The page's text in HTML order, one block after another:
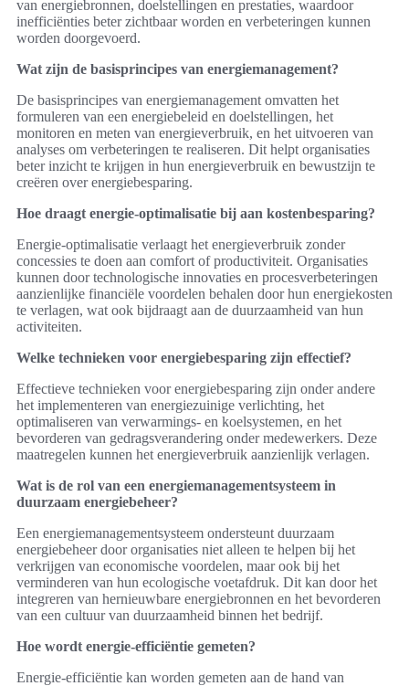
van energiebronnen, doelstellingen en prestaties, waardoor
inefficiënties beter zichtbaar worden en verbeteringen kunnen
worden doorgevoerd.
Wat zijn de basisprincipes van energiemanagement?
De basisprincipes van energiemanagement omvatten het
formuleren van een energiebeleid en doelstellingen, het
monitoren en meten van energieverbruik, en het uitvoeren van
analyses om verbeteringen te realiseren. Dit helpt organisaties
beter inzicht te krijgen in hun energieverbruik en bewustzijn te
creëren over energiebesparing.
Hoe draagt energie-optimalisatie bij aan kostenbesparing?
Energie-optimalisatie verlaagt het energieverbruik zonder
concessies te doen aan comfort of productiviteit. Organisaties
kunnen door technologische innovaties en procesverbeteringen
aanzienlijke financiële voordelen behalen door hun energiekosten
te verlagen, wat ook bijdraagt aan de duurzaamheid van hun
activiteiten.
Welke technieken voor energiebesparing zijn effectief?
Effectieve technieken voor energiebesparing zijn onder andere
het implementeren van energiezuinige verlichting, het
optimaliseren van verwarmings- en koelsystemen, en het
bevorderen van gedragsverandering onder medewerkers. Deze
maatregelen kunnen het energieverbruik aanzienlijk verlagen.
Wat is de rol van een energiemanagementsysteem in
duurzaam energiebeheer?
Een energiemanagementsysteem ondersteunt duurzaam
energiebeheer door organisaties niet alleen te helpen bij het
verkrijgen van economische voordelen, maar ook bij het
verminderen van hun ecologische voetafdruk. Dit kan door het
integreren van hernieuwbare energiebronnen en het bevorderen
van een cultuur van duurzaamheid binnen het bedrijf.
Hoe wordt energie-efficiëntie gemeten?
Energie-efficiëntie kan worden gemeten aan de hand van